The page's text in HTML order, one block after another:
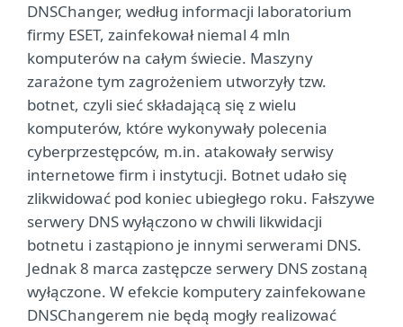
DNSChanger, według informacji laboratorium
firmy ESET, zainfekował niemal 4 mln
komputerów na całym świecie. Maszyny
zarażone tym zagrożeniem utworzyły tzw.
botnet, czyli sieć składającą się z wielu
komputerów, które wykonywały polecenia
cyberprzestępców, m.in. atakowały serwisy
internetowe firm i instytucji. Botnet udało się
zlikwidować pod koniec ubiegłego roku. Fałszywe
serwery DNS wyłączono w chwili likwidacji
botnetu i zastąpiono je innymi serwerami DNS.
Jednak 8 marca zastępcze serwery DNS zostaną
wyłączone. W efekcie komputery zainfekowane
DNSChangerem nie będą mogły realizować